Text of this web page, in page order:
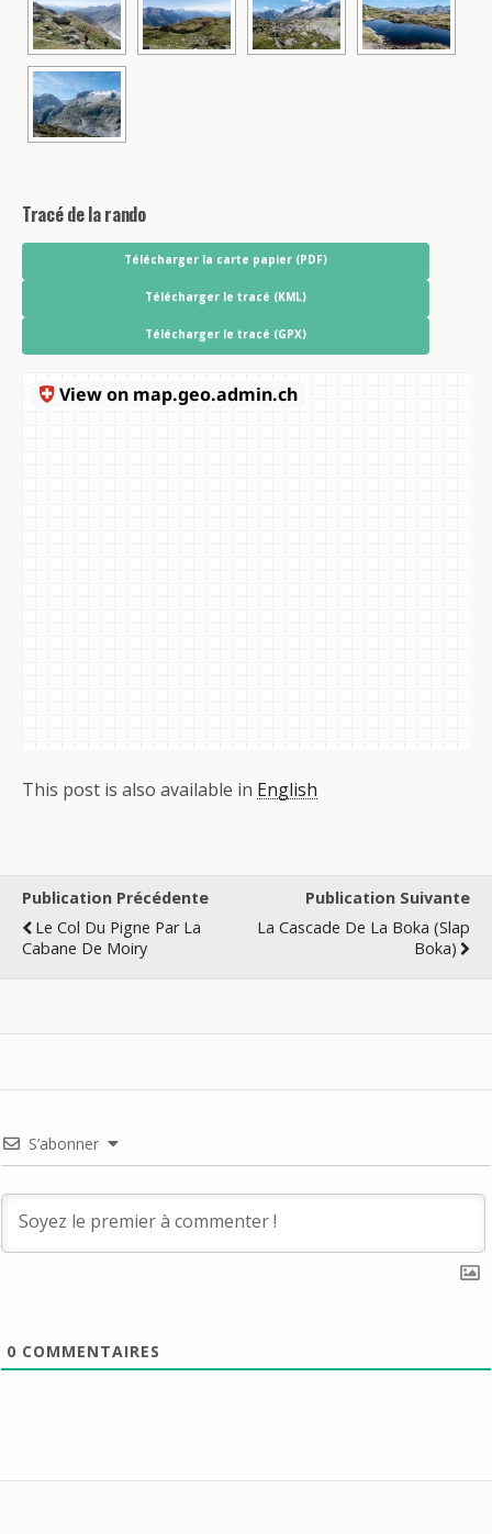
Tracé de la rando
Télécharger la carte papier (PDF)
Télécharger le tracé (KML)
Télécharger le tracé (GPX)
This post is also available in English
Publication Précédente
Le Col Du Pigne Par La
Cabane De Moiry
Publication Suivante
La Cascade De La Boka (Slap
Boka)
S’abonner
0 COMMENTAIRES